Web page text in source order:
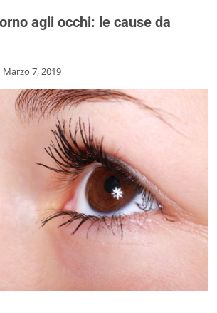
agli occhi: le cause da
Marzo 7, 2019